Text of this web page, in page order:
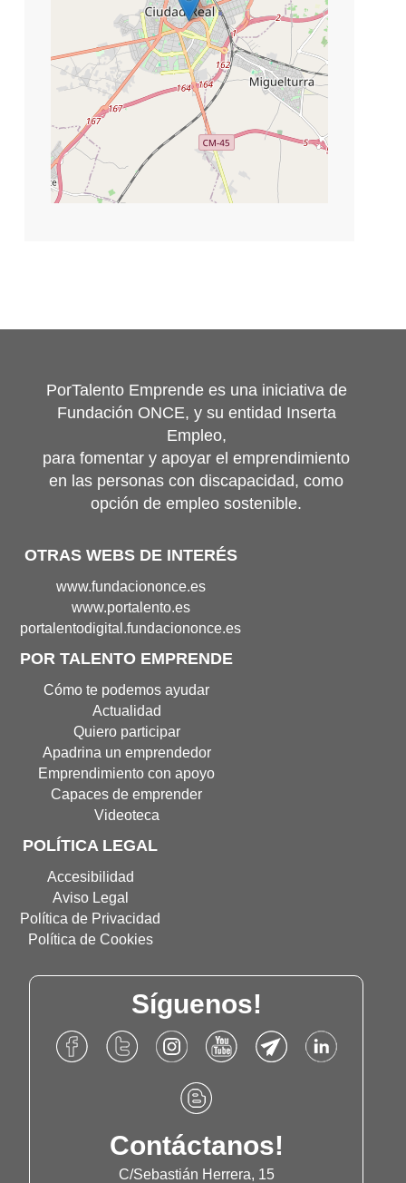
Leaflet |© OpenStreetMap
PorTalento Emprende es una iniciativa de
Fundación ONCE, y su entidad Inserta
Empleo,
para fomentar y apoyar el emprendimiento
en las personas con discapacidad, como
opción de empleo sostenible.
OTRAS WEBS DE INTERÉS
Portal
de
Fundación
en
nueva
ventana)
www.fundaciononce.es
Portal
de
en
nueva
ventana)
www.portalento.es
Portal
Portalento
Digital(Abre
ventana
portalentodigital.fundaciononce.es
POR TALENTO EMPRENDE
Cómo te podemos ayudar
Actualidad
Quiero participar
Apadrina un emprendedor
Emprendimiento con apoyo
Capaces de emprender
Videoteca
POLÍTICA LEGAL
Accesibilidad
Aviso Legal
Política de Privacidad
Política de Cookies
Síguenos!
Accede
al
Accede
al
Once
Accede
al
Instagram
Once
Accede
al
de
de
Fundación
Once
Accede
al
de
Fundación
Once
Accede
al
Accede
al
Blog
de
Fundación
Contáctanos!
C/Sebastián Herrera, 15